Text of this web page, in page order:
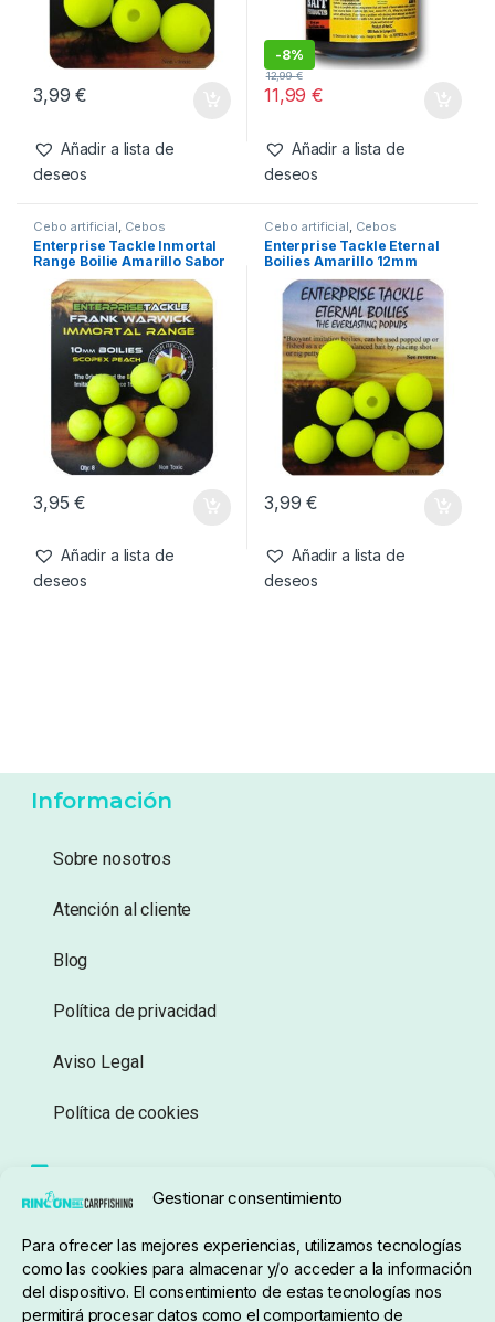
Gestionar consentimiento
Para ofrecer las mejores experiencias, utilizamos tecnologías
como las cookies para almacenar y/o acceder a la información
del dispositivo. El consentimiento de estas tecnologías nos
permitirá procesar datos como el comportamiento de
3,99€
Añadir a lista de
deseos
-8%
11,99€
12,99€
Añadir a lista de
deseos
Cebo artificial Cebos
Enterprise Tackle Inmortal
Range Boilie Amarillo Sabor
Scopex Peach 10mm
3,95€
Añadir a lista de
deseos
Cebo artificial Cebos
Enterprise Tackle Eternal
Boilies Amarillo 12mm
3,99€
Añadir a lista de
deseos
Información
Sobre nosotros
Atención al cliente
Blog
Política de privacidad
Aviso Legal
Política de cookies